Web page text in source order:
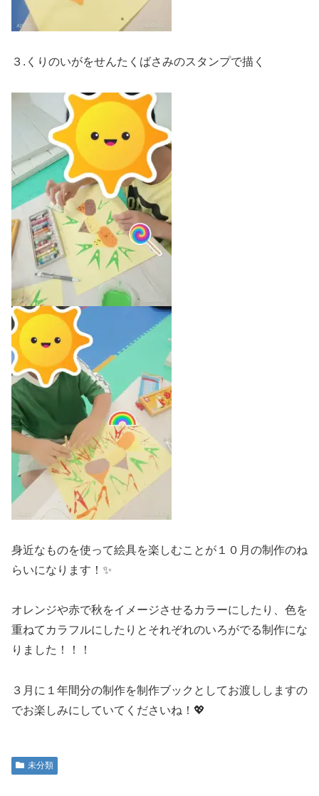
３.くりのいがをせんたくばさみのスタンプで描く
身近なものを使って絵具を楽しむことが１０月の制作のね
らいになります！✨
オレンジや赤で秋をイメージさせるカラーにしたり、色を
重ねてカラフルにしたりとそれぞれのいろがでる制作にな
りました！！！
３月に１年間分の制作を制作ブックとしてお渡ししますの
でお楽しみにしていてくださいね！💖
未分類